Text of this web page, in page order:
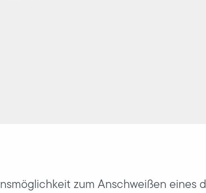
zum Anschweißen eines